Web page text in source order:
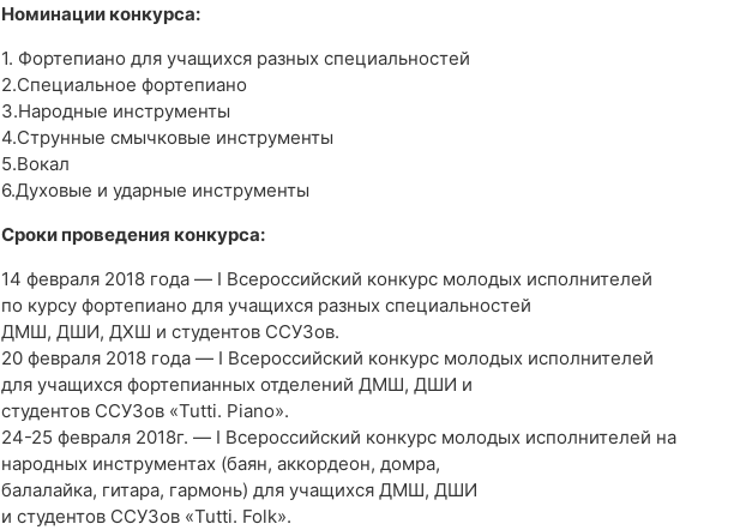
Номинации конкурса:
1. Фортепиано для учащихся разных специальностей
2.Специальное фортепиано
3.Народные инструменты
4.Струнные смычковые инструменты
5.Вокал
6.Духовые и ударные инструменты
Сроки проведения конкурса:
14 февраля 2018 года — I Всероссийский конкурс молодых исполнителей
по курсу фортепиано для учащихся разных специальностей
ДМШ, ДШИ, ДХШ и студентов ССУЗов.
20 февраля 2018 года — I Всероссийский конкурс молодых исполнителей
для учащихся фортепианных отделений ДМШ, ДШИ и
студентов ССУЗов «Tutti. Piano».
24-25 февраля 2018г. — I Всероссийский конкурс молодых исполнителей на
народных инструментах (баян, аккордеон, домра,
балалайка, гитара, гармонь) для учащихся ДМШ, ДШИ
и студентов ССУЗов «Tutti. Folk».